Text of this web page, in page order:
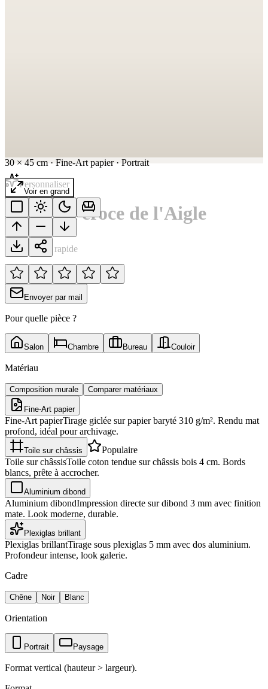
30 × 45 cm · Fine-Art papier· Portrait
Voir en grand
Personnaliser
Regard Féroce de l'Aigle
Notation rapide
Envoyer par mail
Pour quelle pièce ?
Salon Chambre Bureau Couloir
Matériau
Composition murale Comparer matériaux
Fine-Art papier
Fine-Art papierTirage giclée sur papier baryté 310 g/m². Rendu mat
profond, idéal pour archivage.
Toile sur châssis
Populaire
Toile sur châssisToile coton tendue sur châssis bois 4 cm. Bords
blancs, prête à accrocher.
Aluminium dibond
Aluminium dibondImpression directe sur dibond 3 mm avec finition
mate. Look moderne, durable.
Plexiglas brillant
Plexiglas brillantTirage sous plexiglas 5 mm avec dos aluminium.
Profondeur intense, look galerie.
Cadre
Chêne Noir Blanc
Orientation
Portrait Paysage
Format vertical (hauteur > largeur).